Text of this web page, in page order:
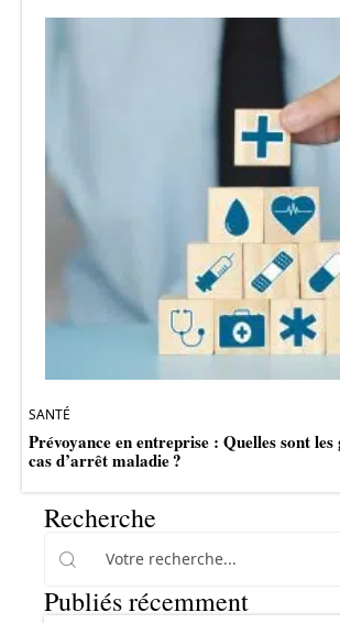
SANTÉ
Prévoyance en entreprise : Quelles sont
cas d’arrêt maladie ?
Recherche
Publiés récemment